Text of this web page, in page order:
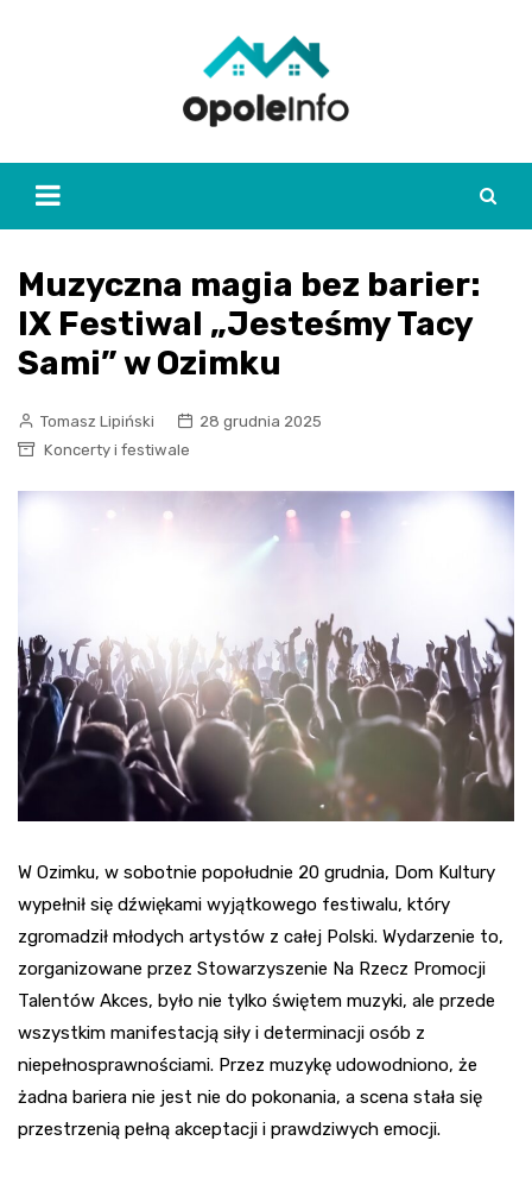
Muzyczna magia bez barier:
IX Festiwal „Jesteśmy Tacy
Sami” w Ozimku
Tomasz Lipiński
28 grudnia 2025
Koncerty i festiwale
W Ozimku, w sobotnie popołudnie 20 grudnia, Dom Kultury
wypełnił się dźwiękami wyjątkowego festiwalu, który
zgromadził młodych artystów z całej Polski. Wydarzenie to,
zorganizowane przez Stowarzyszenie Na Rzecz Promocji
Talentów Akces, było nie tylko świętem muzyki, ale przede
wszystkim manifestacją siły i determinacji osób z
niepełnosprawnościami. Przez muzykę udowodniono, że
żadna bariera nie jest nie do pokonania, a scena stała się
przestrzenią pełną akceptacji i prawdziwych emocji.